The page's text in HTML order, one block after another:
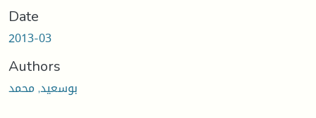
Date
2013-03
Authors
بوسعيد, محمد